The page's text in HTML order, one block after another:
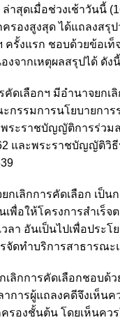
าสุดเมื่อช่วงเช้าวันนี้
รองสูงสุด ได้แถลงสรุป
ครั้งแรก ชอบด้วยข้อเท็
งจากเหตุผลสรุปได้ ดังนี้
ดเลือกฯ มีอำนาจยกเ
กรรมการนโยบายการ
ระราชบัญญัติการร่วม
และพระราชบัญญัติวิ
กเลิกการคัดเลือก เป็
พื่อให้โครงการสำเร็จ
ลา อันเป็นไปเพื่อประโ
จัดทำบริการสาธารณะ
เลิกการคัดเลือกชอบด้
การผู้แถลงคดีจึงเห็น
รองชั้นต้น โดยเห็นควร